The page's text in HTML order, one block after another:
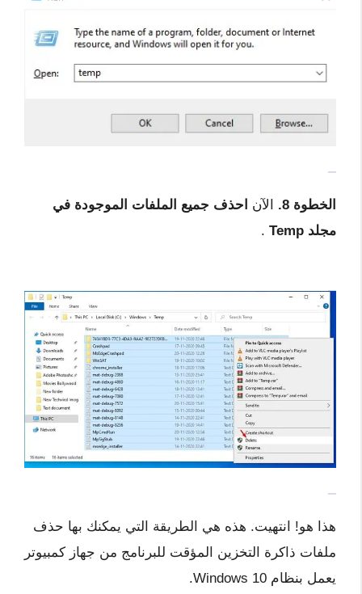
الخطوة 8. الآن
احذف جميع الملفات الموجودة في
مجلد Temp
.
هذا هو! انتهيت. هذه هي الطريقة التي يمكنك بها حذف
ملفات ذاكرة التخزين المؤقت للبرنامج من جهاز كمبيوتر
يعمل بنظام Windows 10.